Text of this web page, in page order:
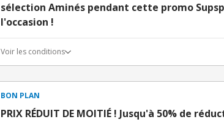
sélection Aminés pendant cette promo
l'occasion !
Voir les conditions
BON PLAN
PRIX RÉDUIT DE MOITIÉ ! Jusqu'à 50% de